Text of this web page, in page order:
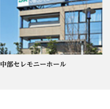
中部セレモニーホール